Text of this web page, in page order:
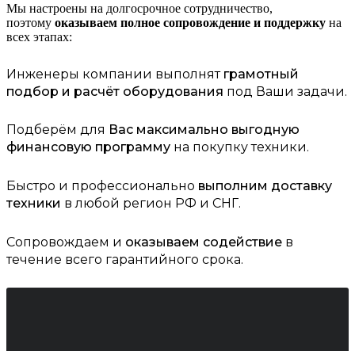
Мы настроены на долгосрочное сотрудничество,
поэтому оказываем полное сопровождение и поддержку на
всех этапах:
Инженеры компании выполнят грамотный
подбор и расчёт оборудования под Ваши задачи.
Подберём для Вас максимально выгодную
финансовую программу на покупку техники.
Быстро и профессионально выполним доставку
техники в любой регион РФ и СНГ.
Сопровождаем и оказываем содействие в
течение всего гарантийного срока.